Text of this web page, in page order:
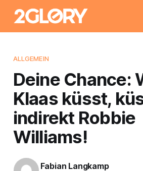
ALLGEMEIN
Deine Chance:
Klaas küsst,
indirekt Robbie
Williams!
Fabian Langkamp